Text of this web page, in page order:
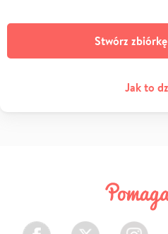
Stwórz
Jak to
Facebook Twitter Instagram